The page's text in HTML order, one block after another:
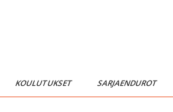
KOULUTUKSET SARJAENDUROT